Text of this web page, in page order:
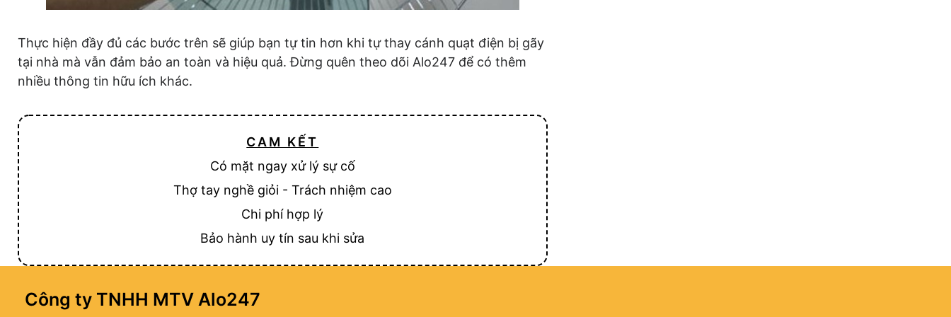
Thực hiện đầy đủ các bước trên sẽ giúp bạn tự tin hơn khi tự thay cánh quạt điện bị gãy
tại nhà mà vẫn đảm bảo an toàn và hiệu quả. Đừng quên theo dõi Alo247 để có thêm
nhiều thông tin hữu ích khác.
CAM KẾT
Có mặt ngay xử lý sự cố
Thợ tay nghề giỏi - Trách nhiệm cao
Chi phí hợp lý
Bảo hành uy tín sau khi sửa
Công ty TNHH MTV Alo247